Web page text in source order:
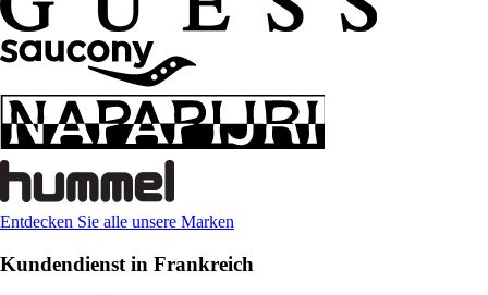
Entdecken Sie alle unsere Marken
Kundendienst in Frankreich